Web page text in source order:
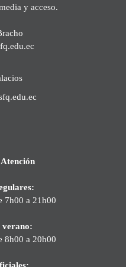
y acceso.
7h00 a 21h00
verano:
8h00 a 20h00